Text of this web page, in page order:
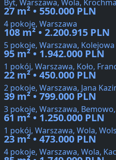
Byt, Warszawa, Wola,
27 m² • 550.000 PLN
4 pokoje, Warszawa
108 m² • 2.200.915 PLN
5 pokoje, Warszawa, Kolejowa
95 m² • 1.942.000 PLN
1 pokój, Warszawa, Koło,
22 m² • 450.000 PLN
2 pokoje, Warszawa, Jana
39 m² • 799.000 PLN
3 pokoje, Warszawa,
61 m² • 1.250.000 PLN
1 pokój, Warszawa, Wola,
23 m² • 473.000 PLN
4 pokoje, Warszawa, Wola,